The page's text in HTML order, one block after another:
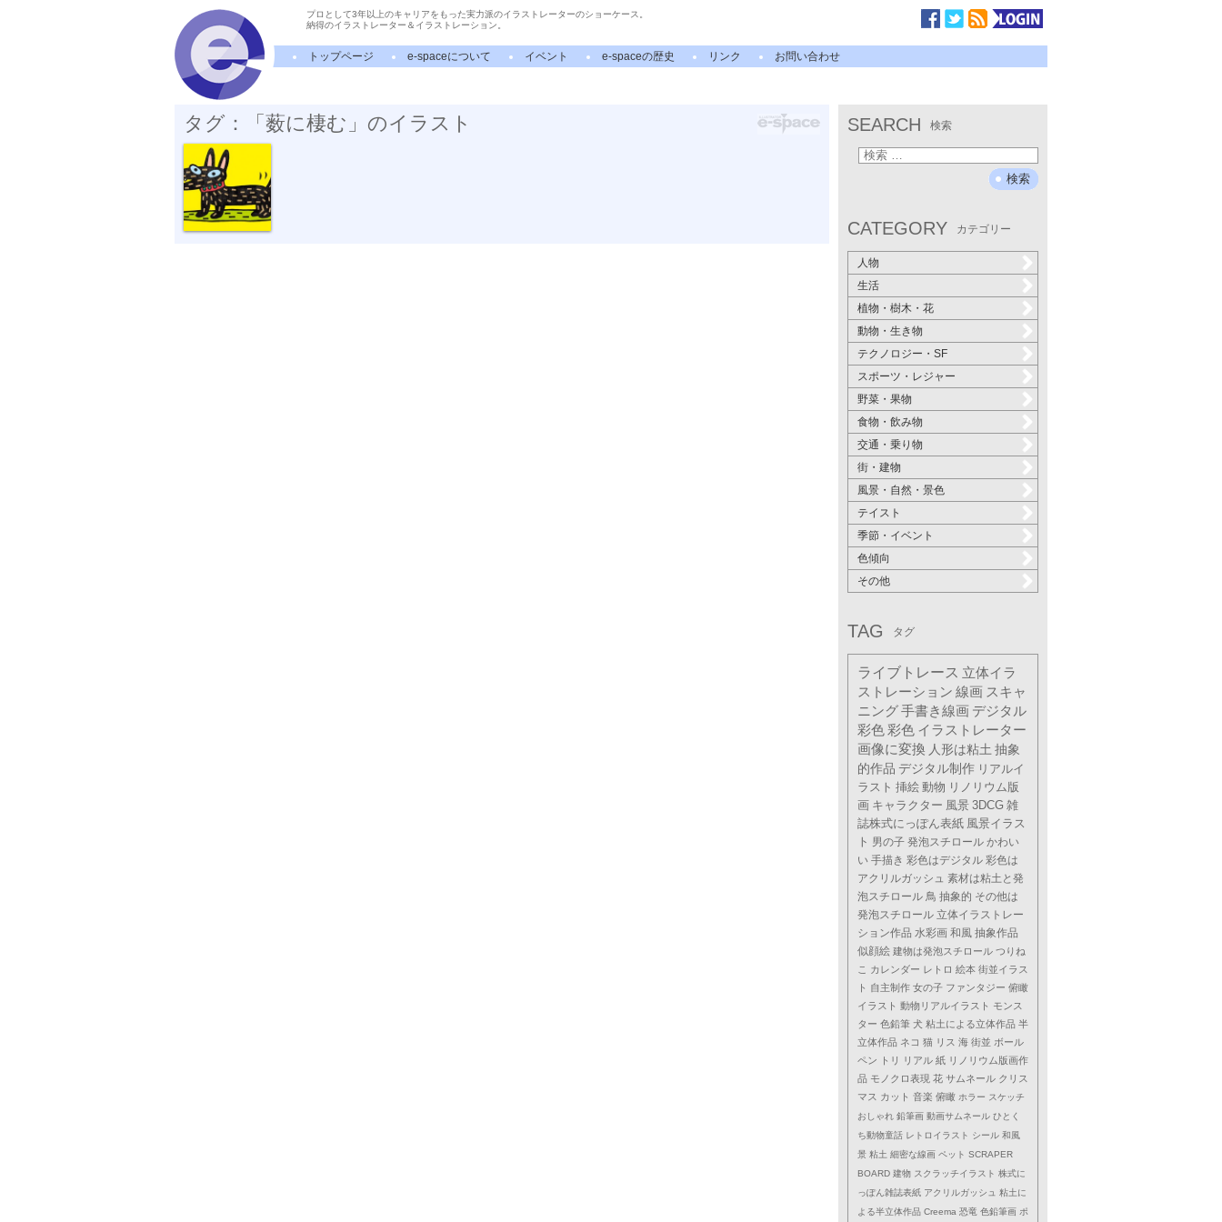
プロとして3年以上のキャリアをもった実力派のイラストレーターのショーケース。
納得のイラストレーター＆イラストレーション。
トップページ e-spaceについて イベント e-spaceの歴史 リンク お問い合わせ
タグ：「薮に棲む」のイラスト
ヤブイヌ SEARCH 検索
CATEGORY カテゴリー
人物
生活
植物・樹木・花
動物・生き物
テクノロジー・SF
スポーツ・レジャー
野菜・果物
食物・飲み物
交通・乗り物
街・建物
風景・自然・景色
テイスト
季節・イベント
色傾向
その他
TAG タグ
ライブトレース 立体イラ
ストレーション 線画 スキャ
ニング手書き線画 デジタル
彩色彩色 イラストレーター
画像に変換 人形は粘土 抽象
的作品 デジタル制作 リアルイ
ラスト 挿絵 動物 リノリウム版
画 キャラクター 風景 3DCG 雑
誌株式にっぽん表紙 風景イラス
ト 男の子 発泡スチロール かわい
い 手描き 彩色はデジタル 彩色は
アクリルガッシュ 素材は粘土と発
泡スチロール 鳥 抽象的 その他は
発泡スチロール 立体イラストレー
ション作品 水彩画 和風 抽象作品
似顔絵 建物は発泡スチロール つりね
こ カレンダー レトロ 絵本 街並イラス
ト 自主制作 女の子 ファンタジー 俯瞰
イラスト 動物リアルイラスト モンス
ター 色鉛筆 犬 粘土による立体作品 半
立体作品 ネコ 猫 リス 海 街並 ボール
ペン
トリ リアル 紙 リノリウム版画作
品 モノクロ表現 花 サムネール クリス
マス カット 音楽 俯瞰 ホラー スケッチ
おしゃれ 鉛筆画 動画サムネール ひとく
ち動物童話 レトロイラスト シール 和風
景 粘土 細密な線画 ペット SCRAPER
BOARD 建物 スクラッチイラスト 株式に
っぽん雑誌表紙 アクリルガッシュ 粘土に
よる半立体作品 Creema 恐竜 色鉛筆画 ポ